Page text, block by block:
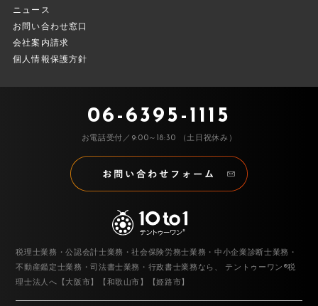
ニュース
お問い合わせ窓口
会社案内請求
個人情報保護方針
06-6395-1115
お電話受付／9:00～18:30 （土日祝休み）
税理士業務・公認会計士業務・社会保険労務士業務・中小企業診断士業務・
不動産鑑定士業務・司法書士業務・行政書士業務なら、
テントゥーワン®税
理士法人へ【大阪市】【和歌山市】【姫路市】